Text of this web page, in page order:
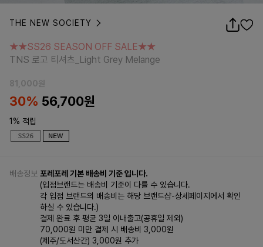
THE NEW SOCIETY
TNS 로고 티셔츠_Light Grey Melange
★★SS26 SEASON OFF SALE★★
TNS 로고 티셔츠_Light Grey Melange
81,000원
30% 56,700원
1% 적립
배송정보 포레포레 기본 배송비 기준 입니다.
(입점브랜드는 배송비 기준이 다를 수 있습니다.
각 입점 브랜드의 배송비는 해당 브랜드샵-상세페이지에서 확인
하실 수 있습니다.)
결제 완료 후 평균 3일 이내출고(공휴일 제외)
70,000원 미만 결제 시 배송비 3,000원
(제주/도서산간) 3,000원 추가